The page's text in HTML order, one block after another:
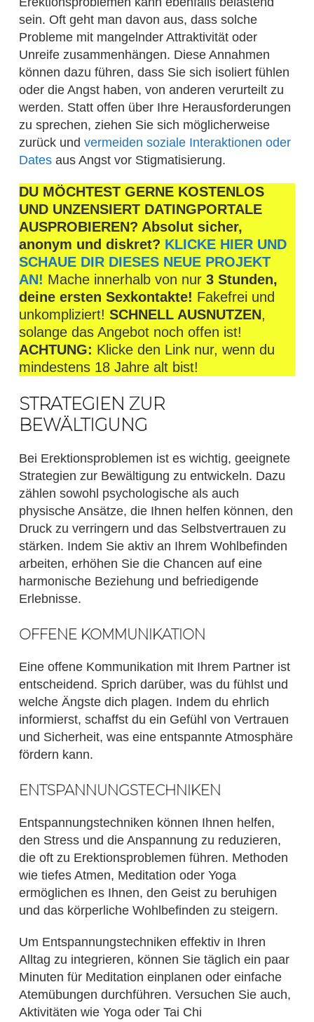
sein. Oft geht man davon aus, dass solche
Probleme mit mangelnder Attraktivität oder
Unreife zusammenhängen. Diese Annahmen
können dazu führen, dass Sie sich isoliert fühlen
oder die Angst haben, von anderen verurteilt zu
werden. Statt offen über Ihre Herausforderungen
zu sprechen, ziehen Sie sich möglicherweise
zurück und vermeiden soziale Interaktionen oder
Dates aus Angst vor Stigmatisierung.
DU MÖCHTEST GERNE KOSTENLOS
UND UNZENSIERT DATINGPORTALE
AUSPROBIEREN? Absolut sicher,
anonym und diskret? KLICKE HIER UND
SCHAUE DIR DIESES NEUE PROJEKT
AN! Mache innerhalb von nur 3 Stunden,
deine ersten Sexkontakte! Fakefrei und
unkompliziert! SCHNELL AUSNUTZEN,
solange das Angebot noch offen ist!
ACHTUNG: Klicke den Link nur, wenn du
mindestens 18 Jahre alt bist!
STRATEGIEN ZUR
BEWÄLTIGUNG
Bei Erektionsproblemen ist es wichtig, geeignete
Strategien zur Bewältigung zu entwickeln. Dazu
zählen sowohl psychologische als auch
physische Ansätze, die Ihnen helfen können, den
Druck zu verringern und das Selbstvertrauen zu
stärken. Indem Sie aktiv an Ihrem Wohlbefinden
arbeiten, erhöhen Sie die Chancen auf eine
harmonische Beziehung und befriedigende
Erlebnisse.
OFFENE KOMMUNIKATION
Eine offene Kommunikation mit Ihrem Partner ist
entscheidend. Sprich darüber, was du fühlst und
welche Ängste dich plagen. Indem du ehrlich
informierst, schaffst du ein Gefühl von Vertrauen
und Sicherheit, was eine entspannte Atmosphäre
fördern kann.
ENTSPANNUNGSTECHNIKEN
Entspannungstechniken können Ihnen helfen,
den Stress und die Anspannung zu reduzieren,
die oft zu Erektionsproblemen führen. Methoden
wie tiefes Atmen, Meditation oder Yoga
ermöglichen es Ihnen, den Geist zu beruhigen
und das körperliche Wohlbefinden zu steigern.
Um Entspannungstechniken effektiv in Ihren
Alltag zu integrieren, können Sie täglich ein paar
Minuten für Meditation einplanen oder einfache
Atemübungen durchführen. Versuchen Sie auch,
Aktivitäten wie Yoga oder Tai Chi